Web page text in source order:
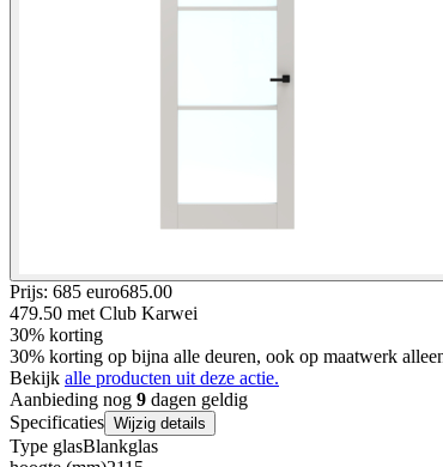
Prijs: 685 euro685.00
479.50 met Club Karwei
30% korting
30% korting op bijna alle deuren, ook op maatwerk
Bekijk alle producten uit deze actie.
Aanbieding nog 9 dagen geldig
Specificaties Wijzig details
Type glasBlankglas